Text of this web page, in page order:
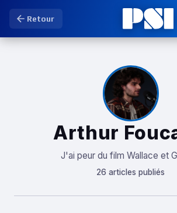
Retour
Arthur
J'ai peur du film Wallace et
26 articles publiés